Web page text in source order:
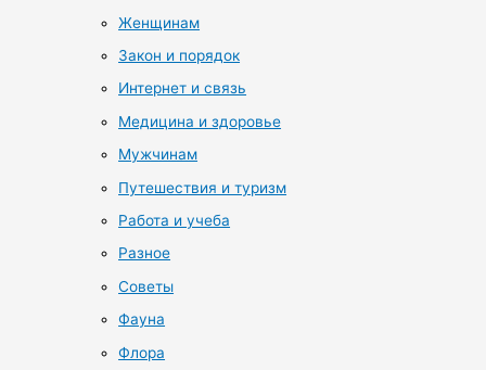
Женщинам
Закон и порядок
Интернет и связь
Медицина и здоровье
Мужчинам
Путешествия и туризм
Работа и учеба
Разное
Советы
Фауна
Флора